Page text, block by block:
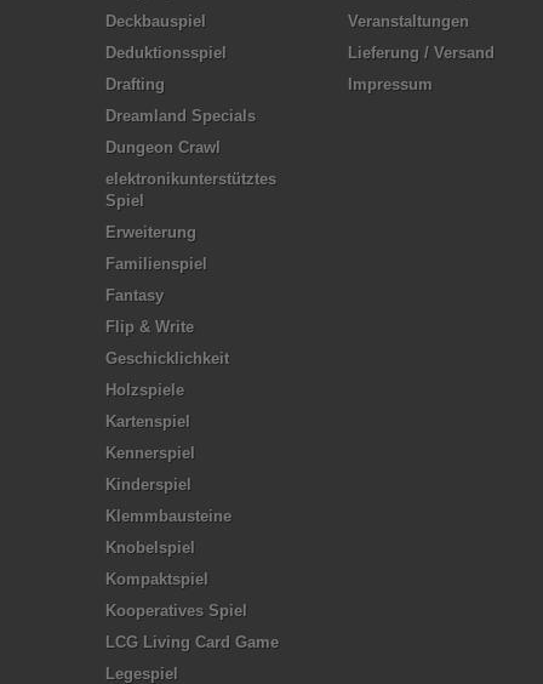
Deckbauspiel
Deduktionsspiel
Drafting
Dreamland Specials
Dungeon Crawl
elektronikunterstütztes
Spiel
Erweiterung
Familienspiel
Fantasy
Flip & Write
Geschicklichkeit
Holzspiele
Kartenspiel
Kennerspiel
Kinderspiel
Klemmbausteine
Knobelspiel
Kompaktspiel
Kooperatives Spiel
LCG Living Card Game
Legespiel
Veranstaltungen
Lieferung / Versand
Impressum